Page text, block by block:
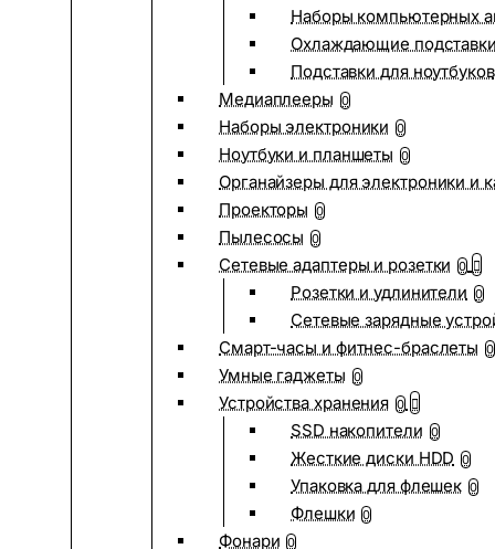
Наборы компьютерных
Охлаждающие
Подставки для ноутбуков
Медиаплееры 0
Наборы электроники 0
Ноутбуки и планшеты 0
Органайзеры для электроники и
Проекторы 0
Пылесосы 0
Сетевые адаптеры и розетки 0
Розетки и удлинители 0
Сетевые зарядные
Смарт-часы и фитнес-браслеты 0
Умные гаджеты 0
Устройства хранения 0
SSD накопители 0
Жесткие диски HDD 0
Упаковка для флешек 0
Флешки 0
Фонари 0